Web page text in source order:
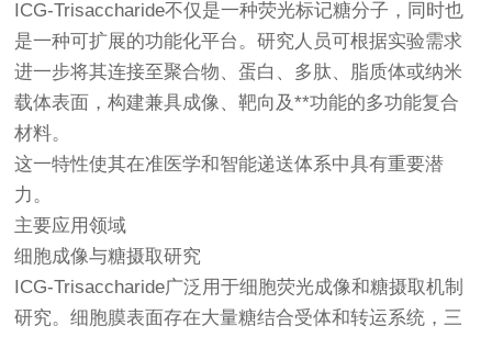
ICG-Trisaccharide不仅是一种荧光标记糖分子，同时也
是一种可扩展的功能化平台。研究人员可根据实验需求
进一步将其连接至聚合物、蛋白、多肽、脂质体或纳米
载体表面，构建兼具成像、靶向及**功能的多功能复合
材料。
这一特性使其在准医学和智能递送体系中具有重要潜
力。
主要应用领域
细胞成像与糖摄取研究
ICG-Trisaccharide广泛用于细胞荧光成像和糖摄取机制
研究。细胞膜表面存在大量糖结合受体和转运系统，三